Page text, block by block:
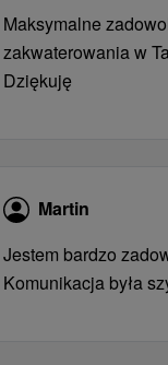
Maksymalne
zakwaterowania w
Dziękuję
Martin
Jestem bardzo
Komunikacja była